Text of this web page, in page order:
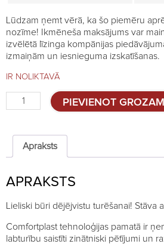
Lūdzam ņemt vērā, ka šo piemēru
nozīme! Ikmēneša maksājums var
izvēlētā līzinga kompānijas
izmaiņām un iesnieguma izskatīšanas.
IR NOLIKTAVĀ
dējējvistām,
MIDI
quantity
PIEVIENOT GROZAM
Apraksts
APRAKSTS
Lieliski būri dējējvistu turēšanai! Stāva
Comfortplast tehnoloģijas pamatā ir
labturību saistīti zinātniski pētījumi un